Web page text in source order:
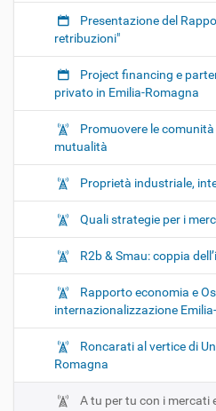
Presentazione del
retribuzioni"
Project financing e
privato in Emilia-Romagna
Promuovere le
mutualità
Proprietà industriale,
Quali strategie per i
R2b & Smau: coppia
Rapporto economia e
internazionalizzazione
Roncarati al vertice di
Romagna
A tu per tu con i mercati